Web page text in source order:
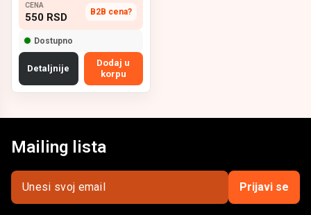
CENA
550 RSD B2B cena?
Dostupno
Detaljnije
Dodaj u
korpu
Mailing lista
Prijavi se